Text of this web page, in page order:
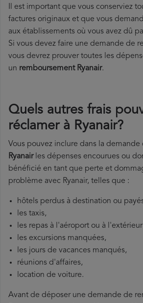
Il est important que vous conserviez
factures originaux et que vous
aux établissements où vous avez dû
Si vous devez faire une demande de
vous devrez prouver toutes les
un remboursement Ryanair.
Quels autres frais
réclamer à Ryanair?
Vous pouvez inclure dans la demande
Ryanairles dépenses encourues ou
bénéficié en tant que perte et
problème avec Ryanair, telles que :
hôtels perdus à destination ou
les taxis,
les repas à l'aéroport ou à
les excursions manquées,
les jours de vacances manqués,
réunions d'affaires,
location de voiture.
Avant de déposer une demande de